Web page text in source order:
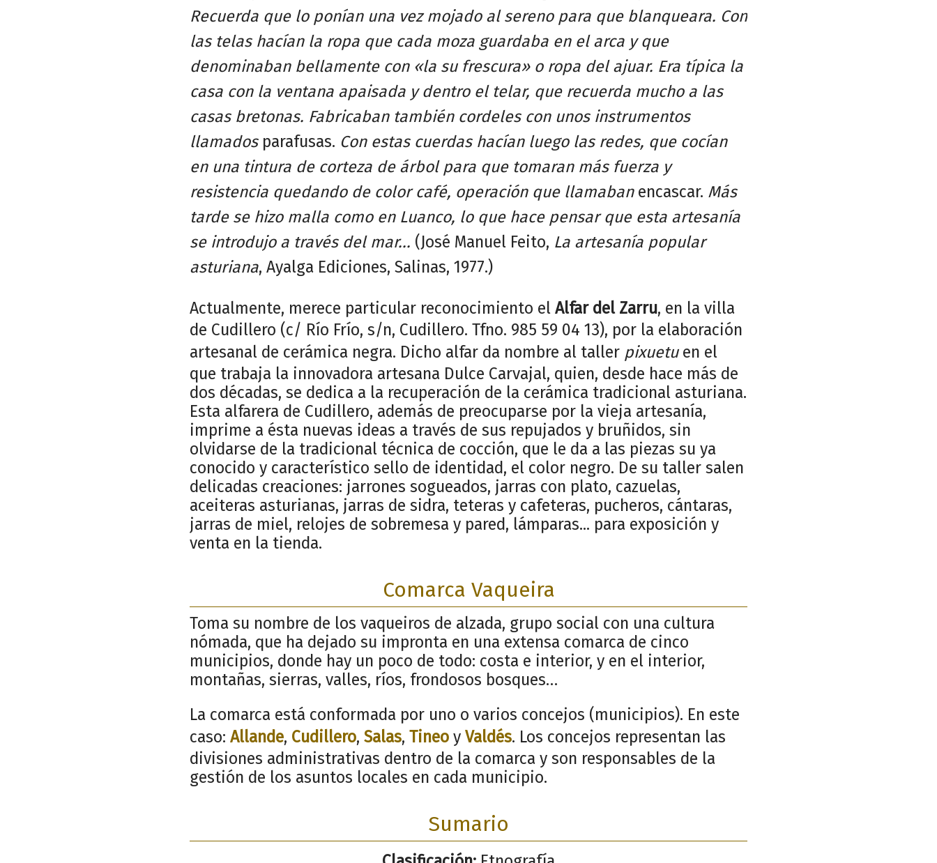
Recuerda que lo ponían una vez mojado al sereno para que blanqueara. Con
las telas hacían la ropa que cada moza guardaba en el arca y que
denominaban bellamente con «la su frescura» o ropa del ajuar. Era típica la
casa con la ventana apaisada y dentro el telar, que recuerda mucho a las
casas bretonas. Fabricaban también cordeles con unos instrumentos
llamados parafusas. Con estas cuerdas hacían luego las redes, que cocían
en una tintura de corteza de árbol para que tomaran más fuerza y
resistencia quedando de color café, operación que llamabanencascar. Más
tarde se hizo malla como en Luanco, lo que hace pensar que esta artesanía
se introdujo a través del mar... (José Manuel Feito, La artesanía popular
asturiana, Ayalga Ediciones, Salinas, 1977.)
Actualmente, merece particular reconocimiento el Alfar del Zarru, en la villa
de Cudillero (c/ Río Frío, s/n, Cudillero. Tfno. 985 59 04 13), por la elaboración
artesanal de cerámica negra. Dicho alfar da nombre al taller pixuetuen el
que trabaja la innovadora artesana Dulce Carvajal, quien, desde hace más de
dos décadas, se dedica a la recuperación de la cerámica tradicional asturiana.
Esta alfarera de Cudillero, además de preocuparse por la vieja artesanía,
imprime a ésta nuevas ideas a través de sus repujados y bruñidos, sin
olvidarse de la tradicional técnica de cocción, que le da a las piezas su ya
conocido y característico sello de identidad, el color negro. De su taller salen
delicadas creaciones: jarrones sogueados, jarras con plato, cazuelas,
aceiteras asturianas, jarras de sidra, teteras y cafeteras, pucheros, cántaras,
jarras de miel, relojes de sobremesa y pared, lámparas... para exposición y
venta en la tienda.
Comarca Vaqueira
Toma su nombre de los vaqueiros de alzada, grupo social con una cultura
nómada, que ha dejado su impronta en una extensa comarca de cinco
municipios, donde hay un poco de todo: costa e interior, y en el interior,
montañas, sierras, valles, ríos, frondosos bosques…
La comarca está conformada por uno o varios concejos (municipios). En este
caso: Allande, Cudillero, Salas, Tineo y Valdés. Los concejos representan las
divisiones administrativas dentro de la comarca y son responsables de la
gestión de los asuntos locales en cada municipio.
Sumario